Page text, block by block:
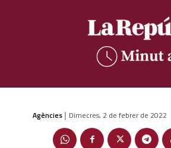
Agències | Dimecres, 2 de febrer de 2022